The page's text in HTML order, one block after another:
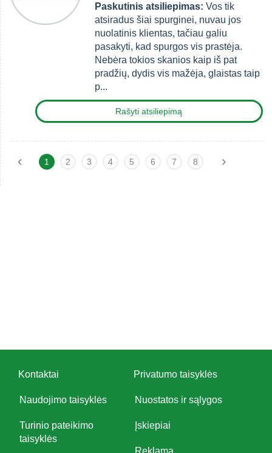
Paskutinis atsiliepimas: Vos tik
atsiradus šiai spurginei, nuvau jos
nuolatinis klientas, tačiau galiu
pasakyti, kad spurgos vis prastėja.
Nebėra tokios skanios kaip iš pat
pradžių, dydis vis mažėja, glaistas taip
p...
Rašyti atsiliepimą
‹ 1 2 3 4 5 6 7 8 ›
Kontaktai Privatumo taisyklės
Naudojimo taisyklės Nuostatos ir sąlygos
Turinio pateikimo
taisyklės
Įskiepiai
Reklama